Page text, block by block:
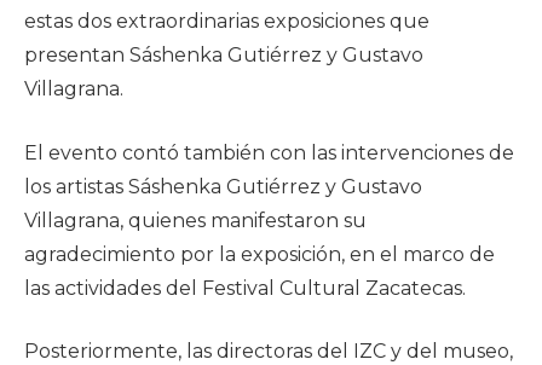
estas dos extraordinarias exposiciones que
presentan Sáshenka Gutiérrez y Gustavo
Villagrana.
El evento contó también con las intervenciones de
los artistas Sáshenka Gutiérrez y Gustavo
Villagrana, quienes manifestaron su
agradecimiento por la exposición, en el marco de
las actividades del Festival Cultural Zacatecas.
Posteriormente, las directoras del IZC y del museo,